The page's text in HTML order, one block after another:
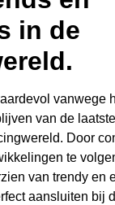
in de
vanwege
van de
Door
te
van trendy en
aansluiten bij